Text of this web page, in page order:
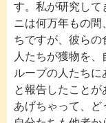
す。私が研究して
ニは何万年もの間
ちですが、彼ら
人たちが獲物を
ループの人たち
と報告したこと
あげちゃって、ど